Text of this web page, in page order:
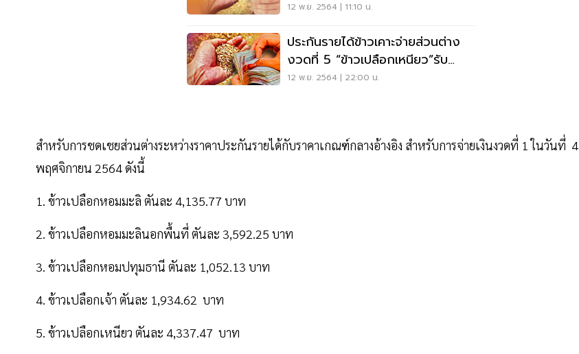
12 พ.ย. 2564 | 11:10 น.
ประกันรายได้ข้าวเคาะจ่ายส่วนต่าง
งวดที่ 5 “ข้าวเปลือกเหนียว”รับ
สูงสุด
12 พ.ย. 2564 | 22:00 น.
สำหรับการชดเชยส่วนต่างระหว่างราคาประกันรายได้กับราคาเกณฑ์กลางอ้างอิง สำหรับการจ่ายเงินงวดที่ 1 ในวันที่ 4
พฤศจิกายน 2564 ดังนี้
1. ข้าวเปลือกหอมมะลิ ตันละ 4,135.77 บาท
2. ข้าวเปลือกหอมมะลินอกพื้นที่ ตันละ 3,592.25 บาท
3. ข้าวเปลือกหอมปทุมธานี ตันละ 1,052.13 บาท
4. ข้าวเปลือกเจ้า ตันละ 1,934.62 บาท
5. ข้าวเปลือกเหนียว ตันละ 4,337.47 บาท